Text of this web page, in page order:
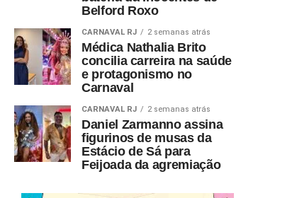
Belford Roxo
CARNAVAL RJ 2 semanas atrás
Médica Nathalia Brito
concilia carreira na saúde
e protagonismo no
Carnaval
CARNAVAL RJ 2 semanas atrás
Daniel Zarmanno assina
figurinos de musas da
Estácio de Sá para
Feijoada da agremiação